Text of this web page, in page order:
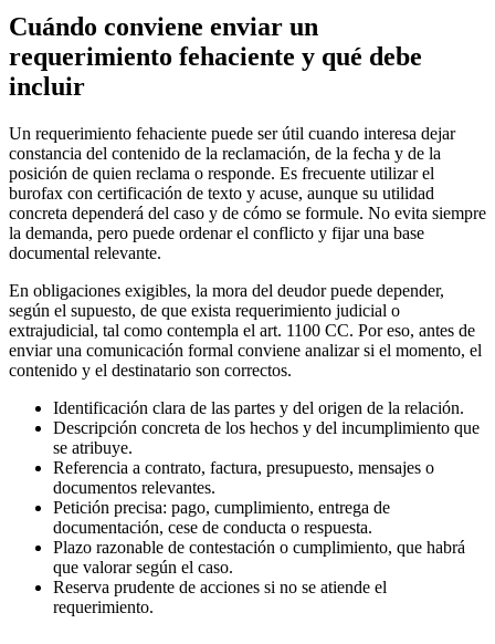
Cuándo conviene enviar un
requerimiento fehaciente y qué debe
incluir
Un requerimiento fehaciente puede ser útil cuando interesa dejar
constancia del contenido de la reclamación, de la fecha y de la
posición de quien reclama o responde. Es frecuente utilizar el
burofax con certificación de texto y acuse, aunque su utilidad
concreta dependerá del caso y de cómo se formule. No evita siempre
la demanda, pero puede ordenar el conflicto y fijar una base
documental relevante.
En obligaciones exigibles, la mora del deudor puede depender,
según el supuesto, de que exista requerimiento judicial o
extrajudicial, tal como contempla el art. 1100 CC. Por eso, antes de
enviar una comunicación formal conviene analizar si el momento, el
contenido y el destinatario son correctos.
Identificación clara de las partes y del origen de la relación.
Descripción concreta de los hechos y del incumplimiento que
se atribuye.
Referencia a contrato, factura, presupuesto, mensajes o
documentos relevantes.
Petición precisa: pago, cumplimiento, entrega de
documentación, cese de conducta o respuesta.
Plazo razonable de contestación o cumplimiento, que habrá
que valorar según el caso.
Reserva prudente de acciones si no se atiende el
requerimiento.